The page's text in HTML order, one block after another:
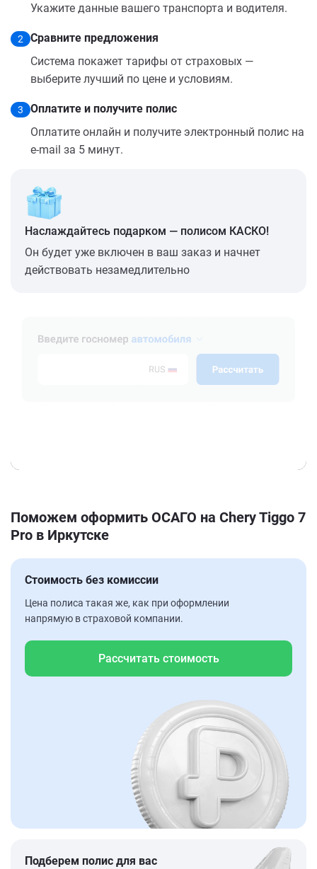
Укажите данные вашего транспорта и водителя.
2
Сравните предложения
Система покажет тарифы от страховых —
выберите лучший по цене и условиям.
3
Оплатите и получите полис
Оплатите онлайн и получите электронный полис на
e-mail за 5 минут.
Наслаждайтесь подарком — полисом КАСКО!
Он будет уже включен в ваш заказ и начнет
действовать незамедлительно
Поможем оформить ОСАГО на Chery Tiggo 7
Pro в Иркутске
Стоимость без комиссии
Цена полиса такая же, как при оформлении
напрямую в страховой компании.
Рассчитать стоимость
Подберем полис для вас